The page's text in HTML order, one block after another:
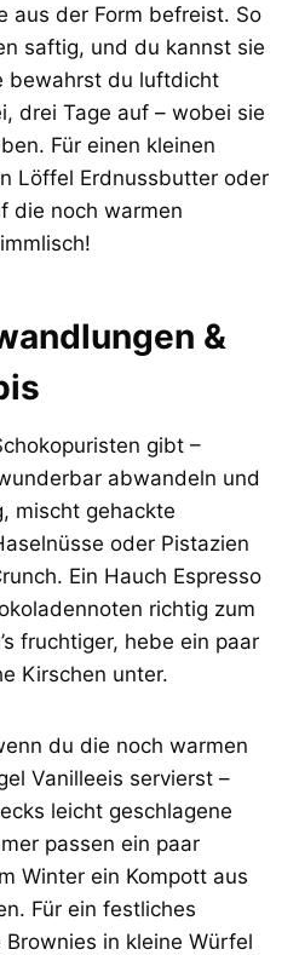
aus der Form befreist. So
saftig, und du kannst sie
bewahrst du luftdicht
drei Tage auf – wobei sie
Für einen kleinen
Löffel Erdnussbutter oder
die noch warmen
&
gibt –
abwandeln und
mischt gehackte
oder Pistazien
Ein Hauch Espresso
richtig zum
fruchtiger, hebe ein paar
Kirschen unter.
du die noch warmen
Vanilleeis servierst –
leicht geschlagene
passen ein paar
Winter ein Kompott aus
Für ein festliches
in kleine Würfel